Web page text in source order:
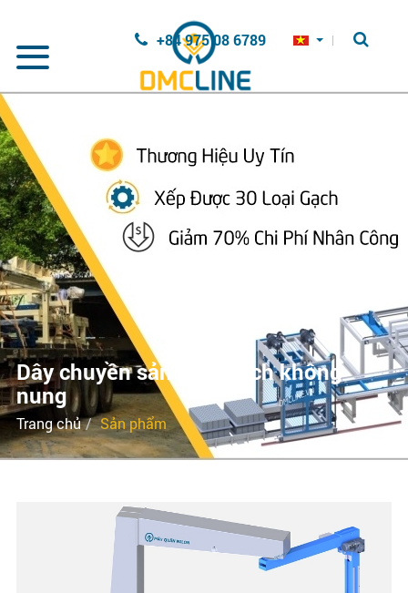
+84 975 08 6789
Dây chuyền sản xuất gạch không
nung
Trang chủ Sản phẩm